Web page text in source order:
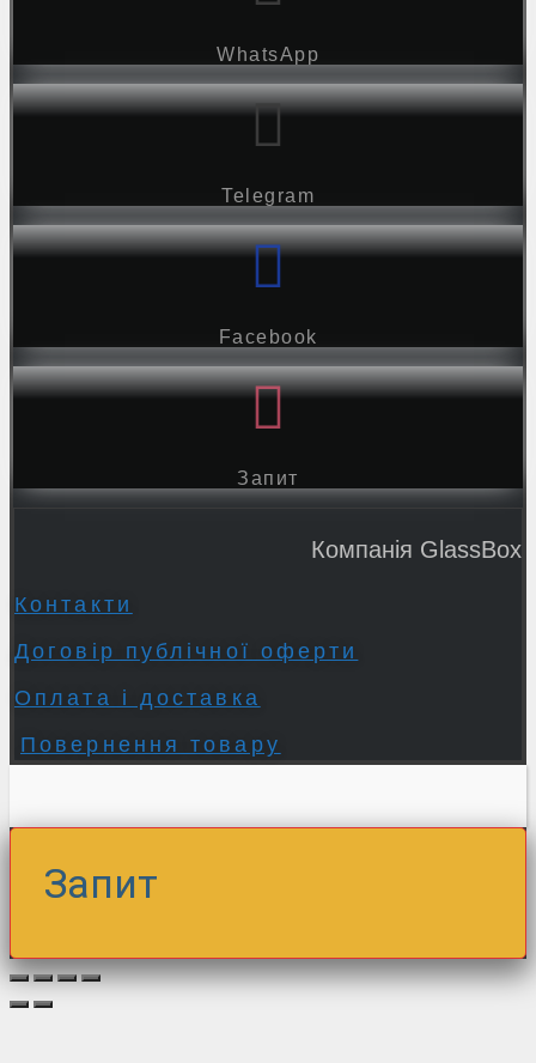
WhatsApp
Telegram
Facebook
Запит
Компанія GlassBox
Контакти
Договір публічної оферти
Оплата і доставка
Повернення товару
Запит